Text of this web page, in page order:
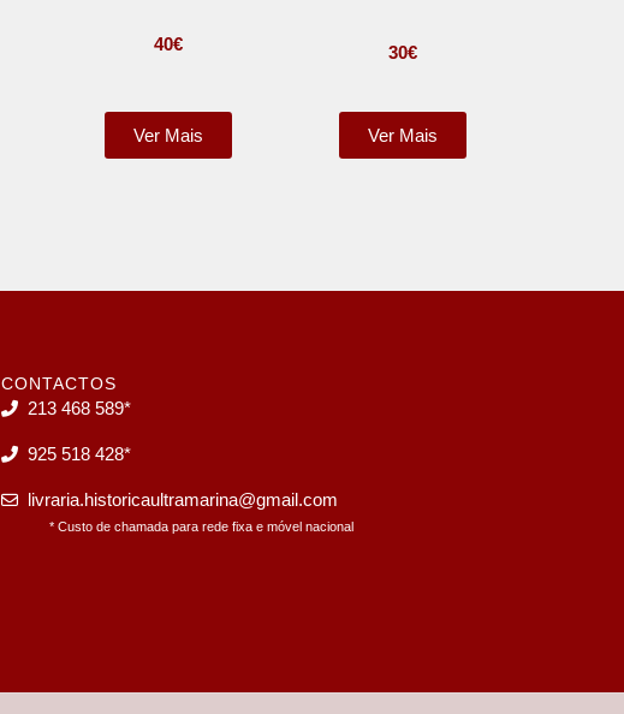
40€
Ver Mais
30€
Ver Mais
CONTACTOS
213 468 589*
925 518 428*
livraria.historicaultramarina@gmail.com
* Custo de chamada para rede fixa e móvel nacional